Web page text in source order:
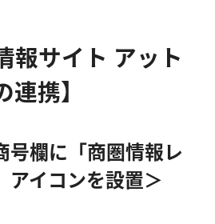
報サイト アット
携】
号欄に「商圏情報レ
アイコンを設置＞